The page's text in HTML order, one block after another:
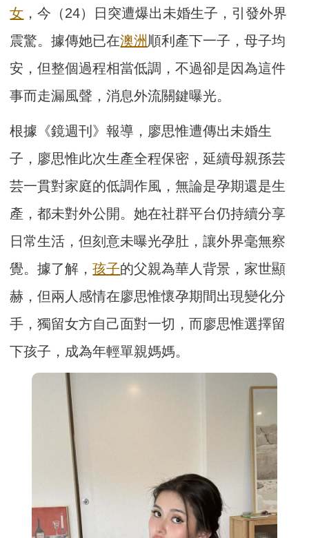
女 ，今（24）日突遭爆出未婚生子，引發外界
震驚。據傳她已在澳洲順利產下一子，母子均
安，但整個過程相當低調，不過卻是因為這件
事而走漏風聲，消息外流關鍵曝光。
根據《鏡週刊》報導，廖思惟遭傳出未婚生
子，廖思惟此次生產全程保密，延續母親孫芸
芸一貫對家庭的低調作風，無論是孕期還是生
產，都未對外公開。她在社群平台仍持續分享
日常生活，但刻意未曝光孕肚，讓外界毫無察
覺。據了解，孩子的父親為華人背景，家世顯
赫，但兩人感情在廖思惟懷孕期間出現變化分
手，獨留女方自己面對一切，而廖思惟選擇留
下孩子，成為年輕單親媽媽。